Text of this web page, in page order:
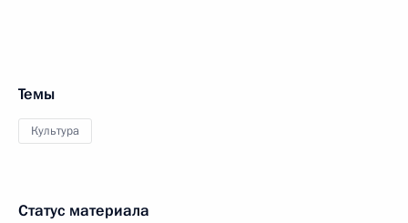
Темы
Культура
Статус материала